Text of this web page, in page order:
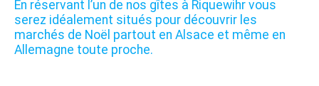
En réservant l’un de nos gîtes à Riquewihr vous
serez idéalement situés pour découvrir les
marchés de Noël partout en Alsace et même en
Allemagne toute proche.